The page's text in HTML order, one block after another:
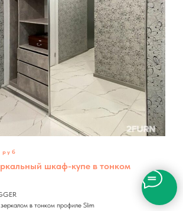
шкаф-купе в тонком
в тонком профиле Slim